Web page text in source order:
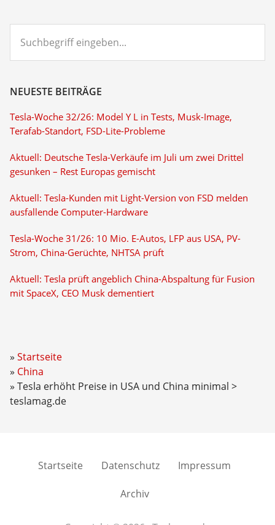
eingeben...
NEUESTE BEITRÄGE
Tesla-Woche 32/26: Model Y L in Tests, Musk-Image,
Terafab-Standort, FSD-Lite-Probleme
Aktuell: Deutsche Tesla-Verkäufe im Juli um zwei Drittel
gesunken – Rest Europas gemischt
Aktuell: Tesla-Kunden mit Light-Version von FSD melden
ausfallende Computer-Hardware
Tesla-Woche 31/26: 10 Mio. E-Autos, LFP aus USA, PV-
Strom, China-Gerüchte, NHTSA prüft
Aktuell: Tesla prüft angeblich China-Abspaltung für Fusion
mit SpaceX, CEO Musk dementiert
Startseite
China
Tesla erhöht Preise in USA und China minimal >
teslamag.de
Startseite Datenschutz Impressum
Archiv